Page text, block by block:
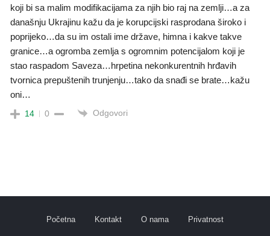
koji bi sa malim modifikacijama za njih bio raj na zemlji…a za
današnju Ukrajinu kažu da je korupcijski rasprodana široko i
poprijeko…da su im ostali ime države, himna i kakve takve
granice…a ogromba zemlja s ogromnim potencijalom koji je
stao raspadom Saveza…hrpetina nekonkurentnih hrđavih
tvornica prepuštenih trunjenju…tako da snađi se brate…kažu
oni…
14 0 Odgovori
Početna Kontakt O nama Privatnost